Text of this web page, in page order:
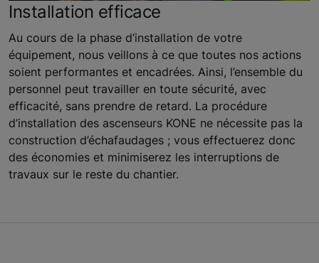
Installation efficace
Au cours de la phase d’installation de votre
équipement, nous veillons à ce que toutes nos actions
soient performantes et encadrées. Ainsi, l’ensemble du
personnel peut travailler en toute sécurité, avec
efficacité, sans prendre de retard. La procédure
d’installation des ascenseurs KONE ne nécessite pas la
construction d’échafaudages ; vous effectuerez donc
des économies et minimiserez les interruptions de
travaux sur le reste du chantier.